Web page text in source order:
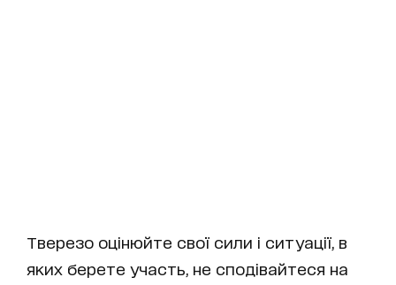
Тверезо оцінюйте свої сили і ситуації, в
яких берете участь, не сподівайтеся на